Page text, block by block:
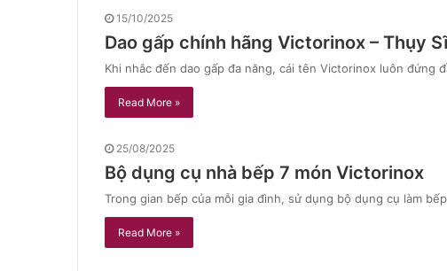
15/10/2025
Dao gấp chính hãng Victorinox – Thụy
Khi nhắc đến dao gấp đa năng, cái tên Victorinox luôn
Read More »
25/08/2025
Bộ dụng cụ nhà bếp 7 món Victorinox
Trong gian bếp của mỗi gia đình, sử dụng bộ dụng cụ làm
Read More »